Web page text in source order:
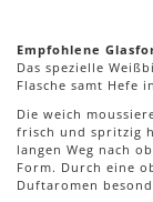
Empfohlene
Das spezielle
Flasche samt Hefe
Die weich
frisch und spritzig
langen Weg nach
Form. Durch eine
Duftaromen